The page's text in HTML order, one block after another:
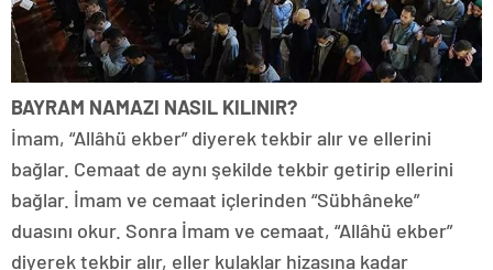
BAYRAM NAMAZI NASIL KILINIR?
İmam, “Allâhü ekber” diyerek tekbir alır ve ellerini
bağlar. Cemaat de aynı şekilde tekbir getirip ellerini
bağlar. İmam ve cemaat içlerinden “Sübhâneke”
duasını okur. Sonra İmam ve cemaat, “Allâhü ekber”
diyerek tekbir alır, eller kulaklar hizasına kadar